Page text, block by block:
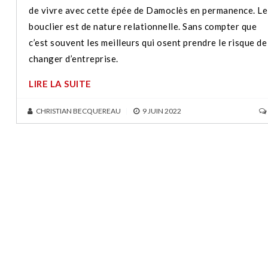
de vivre avec cette épée de Damoclès en permanence. Le
bouclier est de nature relationnelle. Sans compter que
c’est souvent les meilleurs qui osent prendre le risque de
changer d’entreprise.
LIRE LA SUITE
CHRISTIAN BECQUEREAU 9 JUIN 2022